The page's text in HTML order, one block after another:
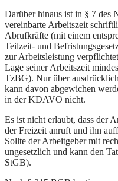
Darüber hinaus ist in § 7 des
vereinbarte Arbeitszeit
Abrufkräfte (mit einem
Teilzeit- und
zur Arbeitsleistung
Lage seiner Arbeitszeit
TzBG). Nur über
kann davon abgewichen
in der KDAVO nicht.
Es ist nicht erlaubt, dass der
der Freizeit anruft und ihn
Sollte der Arbeitgeber mit
ungesetzlich und kann den
StGB).